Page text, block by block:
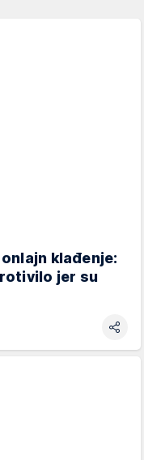
klađenje:
jer su